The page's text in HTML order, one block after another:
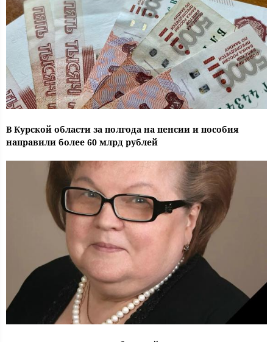
В Курской области за полгода на пенсии и пособия
направили более 60 млрд рублей